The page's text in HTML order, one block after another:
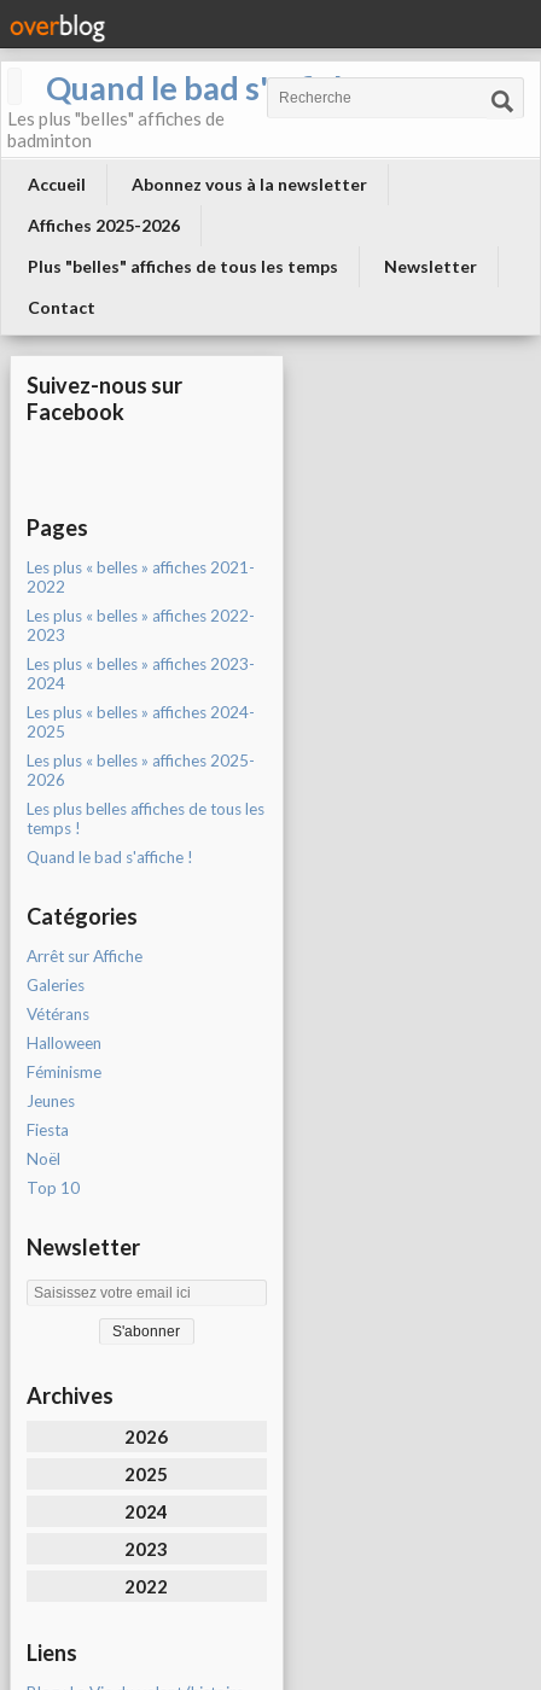
Quand le bad s'affiche !
Les plus "belles" affiches de
badminton
Accueil
Abonnez vous à la newsletter
Affiches 2025-2026
Plus "belles" affiches de tous les temps
Newsletter
Contact
Suivez-nous sur
Facebook
Pages
Les plus « belles » affiches 2021-
2022
Les plus « belles » affiches 2022-
2023
Les plus « belles » affiches 2023-
2024
Les plus « belles » affiches 2024-
2025
Les plus « belles » affiches 2025-
2026
Les plus belles affiches de tous les
temps !
Quand le bad s'affiche !
Catégories
Arrêt sur Affiche
Galeries
Vétérans
Halloween
Féminisme
Jeunes
Fiesta
Noël
Top 10
Newsletter
Archives
2026
2025
2024
2023
2022
Liens